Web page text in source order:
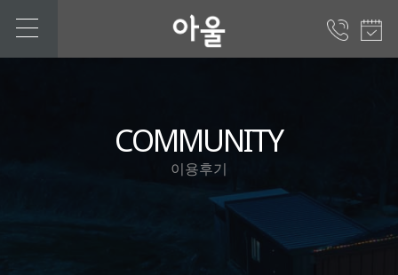
COMMUNITY
이용후기